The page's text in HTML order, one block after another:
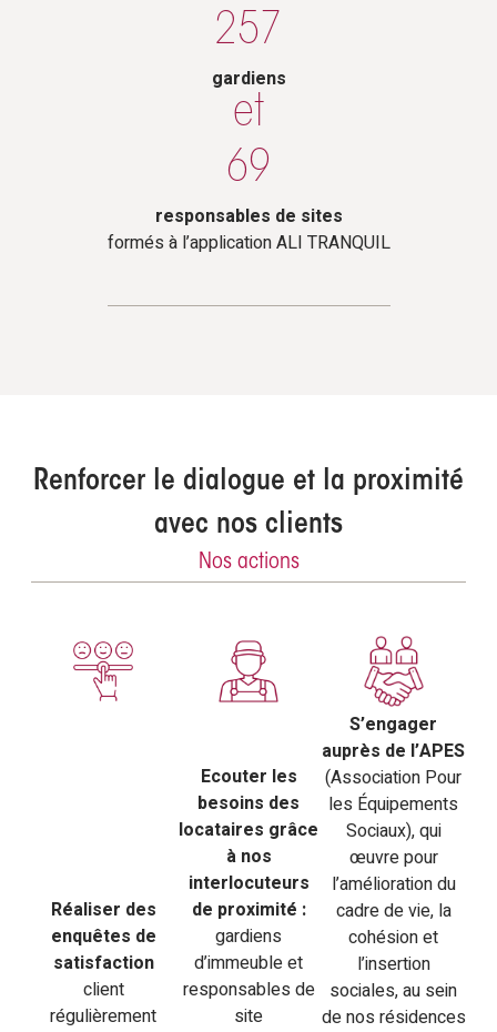
257
gardiens
et
69
responsables de sites
formés à l’application ALI TRANQUIL
Renforcer le dialogue et la proximité
avec nos clients
Nos actions
Réaliser des
enquêtes de
satisfaction
client
régulièrement
Ecouter les
besoins des
locataires grâce
à nos
interlocuteurs
de proximité :
gardiens
d’immeuble et
responsables de
site
S’engager
auprès de l’APES
(Association Pour
les Équipements
Sociaux), qui
œuvre pour
l’amélioration du
cadre de vie, la
cohésion et
l’insertion
sociales, au sein
de nos résidences